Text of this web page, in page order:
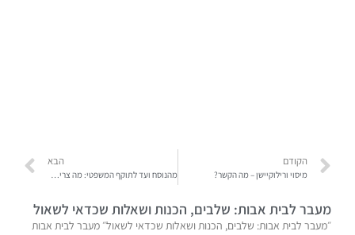
הקודם
מיסוי ורילוקיישן – מה הקשר?
הבא
מהנוסח ועד לתוקף המשפטי: מה צריך לדעת על צוואה ללא עו"ד?
מעבר לבית אבות: שלבים, הכנות ושאלות שכדאי לשאול
״מעבר לבית אבות: שלבים, הכנות ושאלות שכדאי לשאול״ מעבר לבית אבות